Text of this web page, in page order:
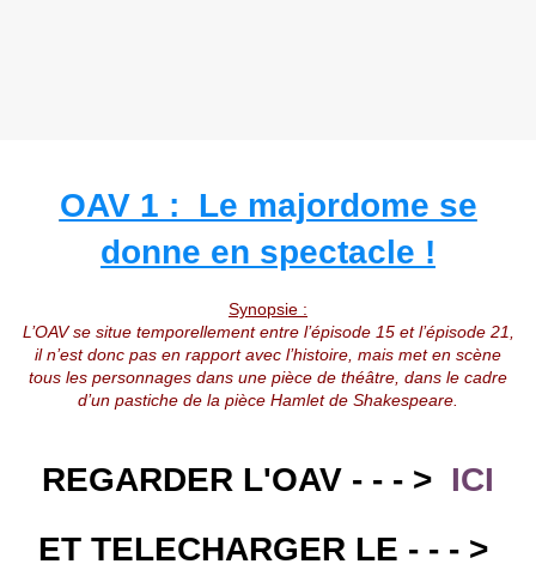
OAV 1 : Le majordome se
donne en spectacle !
Synopsie :
L’OAV se situe temporellement entre l’épisode 15 et l’épisode 21,
il n’est donc pas en rapport avec l’histoire, mais met en scène
tous les personnages dans une pièce de théâtre, dans le cadre
d’un pastiche de la pièce Hamletde Shakespeare
REGARDER L'OAV - - - > ICI
ET TELECHARGER LE - - - >